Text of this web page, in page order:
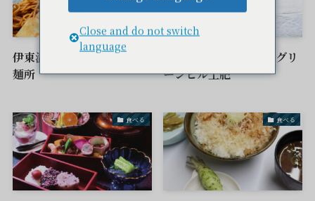
伊東温泉焼きそば田中屋製
麺所
伊豆手作り菓子工房 グリ
ーンヒル土肥
食べる 食べる
Close and do not switch
language